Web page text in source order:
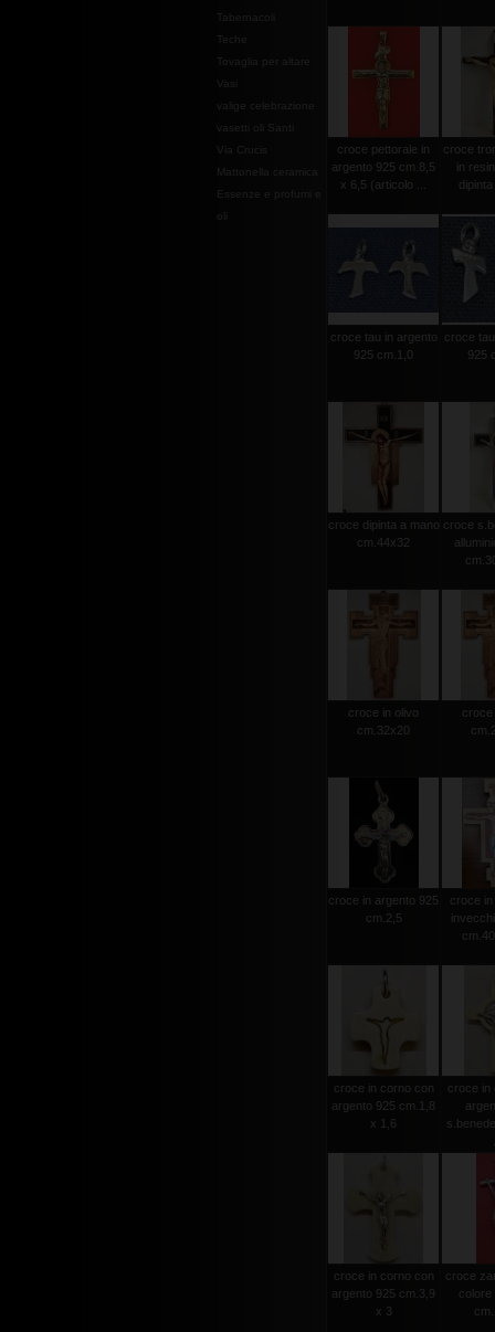
Tabernacoli
valige celebrazione
Mattonella ceramica
Essenze e profumi e
croce pettorale in
argento 925 cm.8,5
x 6,5 (articolo ...
croce
in
croce tau in argento
925 cm.1,0
croce
925
croce dipinta a mano
cm.44x32
croce
croce in olivo
cm.32x20
croce
croce in argento 925
cm.2,5
croce
croce in corno con
argento 925 cm.1,8
x 1,6
croce in
croce in corno con
argento 925 cm.3,9
x 3
croce
colore